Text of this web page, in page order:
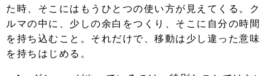
た時、そこにはもうひとつの使い方が見えてくる。ク
ルマの中に、少しの余白をつくり、そこに自分の時間
を持ち込むこと。それだけで、移動は少し違った意味
を持ちはじめる。